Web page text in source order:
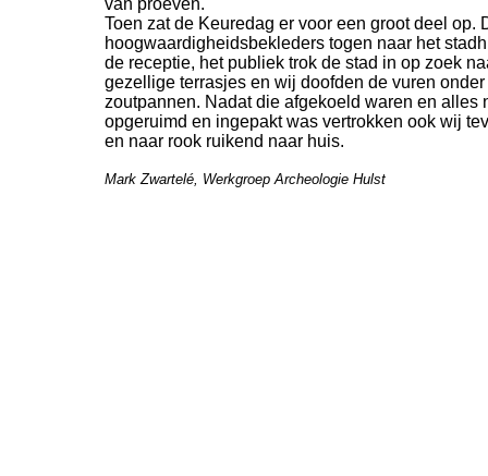
van proeven.
Toen zat de Keuredag er voor een groot deel op.
hoogwaardigheidsbekleders togen naar het
de receptie, het publiek trok de stad in op zoek
gezellige terrasjes en wij doofden de vuren onder
zoutpannen. Nadat die afgekoeld waren en alles
opgeruimd en ingepakt was vertrokken ook wij
en naar rook ruikend naar huis.
Mark Zwartelé, Werkgroep Archeologie Hulst